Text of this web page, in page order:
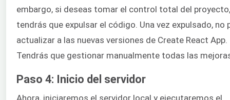
embargo, si deseas tomar el control total del proyecto,
tendrás que expulsar el código. Una vez expulsado, no
actualizar a las nuevas versiones de Create React App.
Tendrás que gestionar manualmente todas las
Paso 4: Inicio del servidor
Ahora, iniciaremos el servidor local y ejecutaremos el